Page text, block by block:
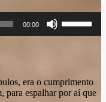
00:00
as
setas
para
baixo
era o cumprimento
para espalhar por aí que